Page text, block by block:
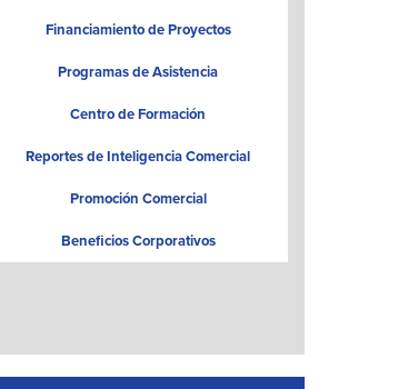
Financiamiento de Proyectos
Programas de Asistencia
Centro de Formación
Reportes de Inteligencia Comercial
Promoción Comercial
Beneficios Corporativos